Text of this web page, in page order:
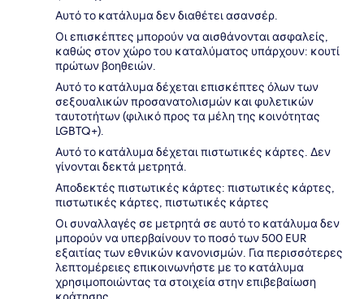
Αυτό το κατάλυμα δεν διαθέτει ασανσέρ.
Οι επισκέπτες μπορούν να αισθάνονται ασφαλείς,
καθώς στον χώρο του καταλύματος υπάρχουν: κουτί
πρώτων βοηθειών.
Αυτό το κατάλυμα δέχεται επισκέπτες όλων των
σεξουαλικών προσανατολισμών και φυλετικών
ταυτοτήτων (φιλικό προς τα μέλη της κοινότητας
LGBTQ+).
Αυτό το κατάλυμα δέχεται πιστωτικές κάρτες. Δεν
γίνονται δεκτά μετρητά.
Αποδεκτές πιστωτικές κάρτες: πιστωτικές κάρτες,
πιστωτικές κάρτες, πιστωτικές κάρτες
Οι συναλλαγές σε μετρητά σε αυτό το κατάλυμα δεν
μπορούν να υπερβαίνουν το ποσό των 500 EUR
εξαιτίας των εθνικών κανονισμών. Για περισσότερες
λεπτομέρειες επικοινωνήστε με το κατάλυμα
χρησιμοποιώντας τα στοιχεία στην επιβεβαίωση